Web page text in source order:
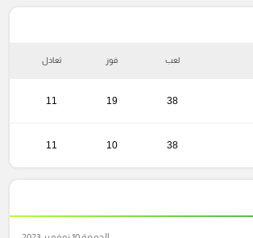
لعب فوز تعادل
38
19
11
38
10
11